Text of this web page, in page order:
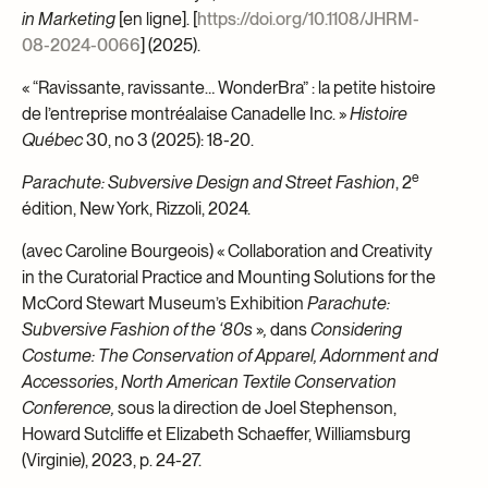
in Marketing [en ligne]. [https://doi.org/10.1108/JHRM-
08-2024-0066] (2025).
« “Ravissante, ravissante… WonderBra” : la petite histoire
de l’entreprise montréalaise Canadelle Inc. »Histoire
Québec30, no 3 (2025): 18-20.
Parachute: Subversive Design and Street Fashion, 2e
édition, New York, Rizzoli, 2024.
(avec Caroline Bourgeois) « Collaboration and Creativity
in the Curatorial Practice and Mounting Solutions for the
McCord Stewart Museum’s Exhibition Parachute:
Subversive Fashion of the ‘80s», dansConsidering
Costume: The Conservation of Apparel, Adornment and
Accessories,North American Textile Conservation
Conference, sous la direction de Joel Stephenson,
Howard Sutcliffe et Elizabeth Schaeffer, Williamsburg
(Virginie), 2023, p. 24-27.